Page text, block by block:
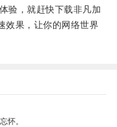
，就赶快下载非凡加
效果，让你的网络世界
怀。